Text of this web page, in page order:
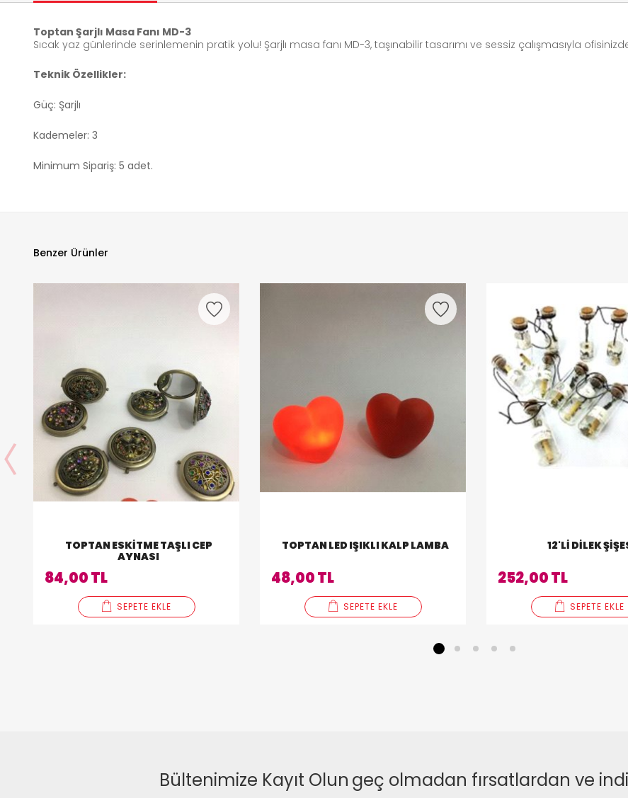
Toptan Şarjlı Masa Fanı MD-3
Sıcak yaz günlerinde serinlemenin pratik yolu! Şarjlı masa fanı MD-3, taşınabilir tasarımı ve sessiz çalışmasıyla
Teknik Özellikler:
Güç: Şarjlı
Kademeler: 3
Minimum Sipariş: 5 adet.
Benzer Ürünler
TOPTAN ESKITME TAŞLI CEP
AYNASI
84,00 TL
SEPETE EKLE
TOPTAN LED IŞIKLI KALP LAMBA
48,00 TL
SEPETE EKLE
12'LI DILEK
252,00 TL
SEPETE EKLE
2 3 4 5
Bültenimize Kayıt Olun geç olmadan fırsatlardan ve